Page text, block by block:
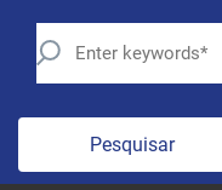
Pesquisar